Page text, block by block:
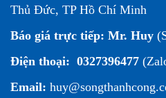
Thủ Đức, TP Hồ Chí Minh
Báo giá trực tiếp: Mr. Huy
Điện thoại: 0327396477
Email: